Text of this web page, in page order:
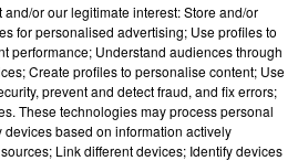
or our legitimate interest: Store and/or
for personalised advertising; Use profiles to
performance; Understand audiences through
Create profiles to personalise content; Use
prevent and detect fraud, and fix errors;
These technologies may process personal
based on information actively
Link different devices; Identify devices